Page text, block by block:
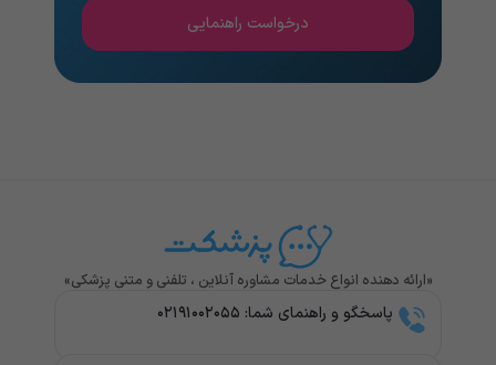
درخواست راهنمایی
«ارائه دهنده انواع خدمات مشاوره آنلاین ، تلفنی و متنی پزشکی»
پاسخگو و راهنمای شما: ۰۲۱۹۱۰۰۲۰۵۵